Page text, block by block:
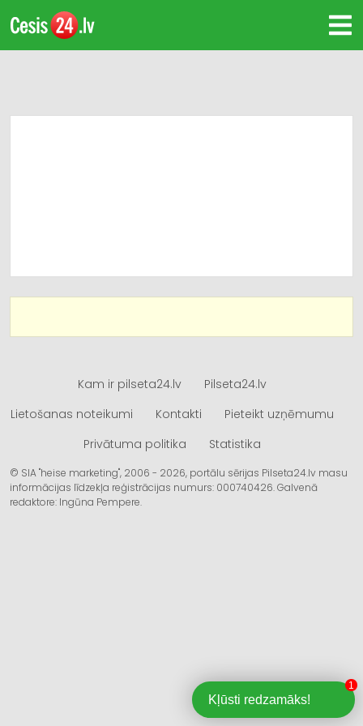
Kam ir pilseta24.lv
Pilseta24.lv
Lietošanas noteikumi
Kontakti
Pieteikt uzņēmumu
Privātuma politika
Statistika
© SIA "heise marketing", 2006 - 2026, portālu sērijas Pilseta24.lv masu
informācijas līdzekļa reģistrācijas numurs: 000740426. Galvenā
redaktore: Ingūna Pempere.
Kļūsti redzamāks!
1